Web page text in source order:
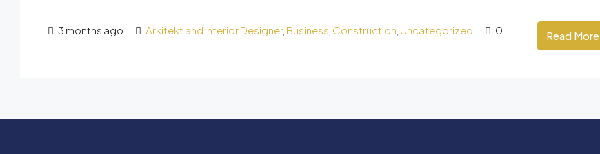
3 months ago Arkitekt and Interior Designer, Business Construction Uncategorized 0 Read More